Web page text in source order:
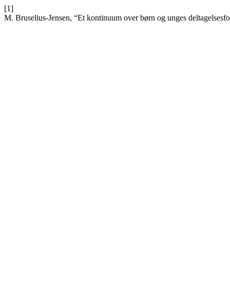
[1]
M. Bruselius-Jensen, “Et kontinuum over børn og unges